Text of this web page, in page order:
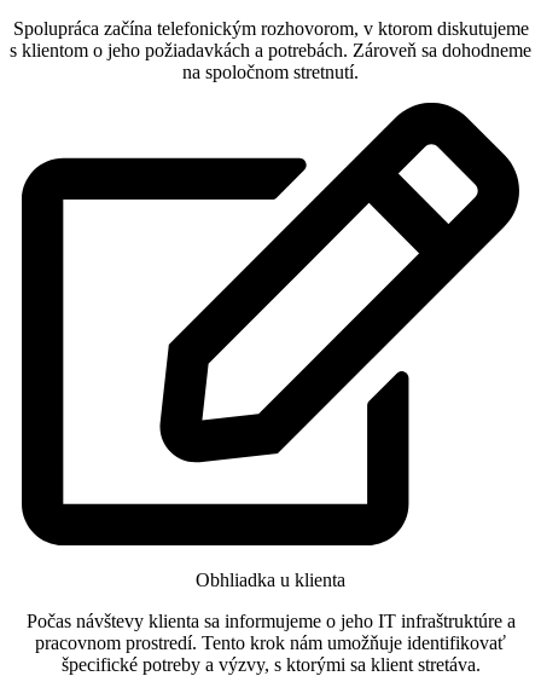
Spolupráca začína telefonickým rozhovorom, v ktorom diskutujeme
s klientom o jeho požiadavkách a potrebách. Zároveň sa dohodneme
na spoločnom stretnutí.
Obhliadka u klienta
Počas návštevy klienta sa informujeme o jeho IT infraštruktúre a
pracovnom prostredí. Tento krok nám umožňuje identifikovať
špecifické potreby a výzvy, s ktorými sa klient stretáva.